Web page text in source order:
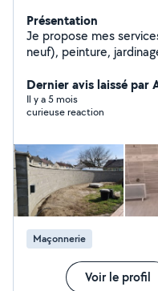
Présentation
Je propose mes
neuf), peinture,
Dernier avis laissé par
Il y a 5 mois
curieuse reaction
Maçonnerie
Voir le profil